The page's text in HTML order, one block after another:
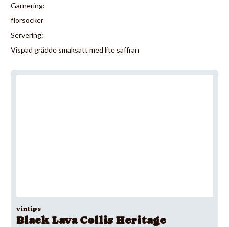
Garnering:
florsocker
Servering:
Vispad grädde smaksatt med lite saffran
vintips
Black Lava Collis Heritage